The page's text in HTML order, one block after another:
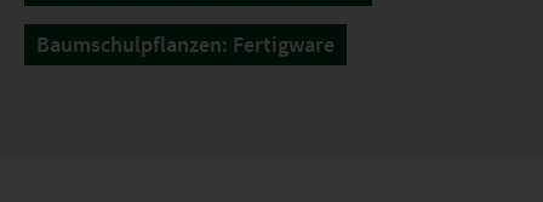
Baumschulpflanzen: Fertigware